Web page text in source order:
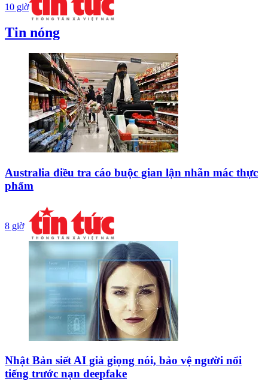
10 giờ
Tin nóng
Australia điều tra cáo buộc gian lận nhãn mác thực
phẩm
8 giờ
Nhật Bản siết AI giả giọng nói, bảo vệ người nổi
tiếng trước nạn deepfake